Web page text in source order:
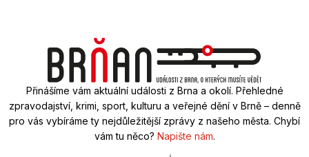
Přinášíme vám aktuální události z Brna a okolí. Přehledné
zpravodajství, krimi, sport, kulturu a veřejné dění v Brně – denně
pro vás vybíráme ty nejdůležitější zprávy z našeho města. Chybí
vám tu něco? Napište nám.